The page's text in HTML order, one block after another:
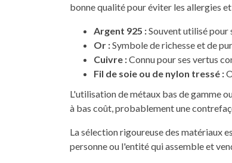
bonne qualité pour éviter les allergies
Argent 925 :Souvent utilisé
Or :Symbole de richesse et de
Cuivre :Connu pour ses vertus
Fil de soie ou de nylon tressé :
L'utilisation de métaux bas de gamme
à bas coût, probablement une
La sélection rigoureuse des matériaux
personne ou l'entité qui assemble et